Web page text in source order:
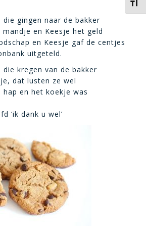
die gingen naar de bakker
en Keesje het geld
en Keesje gaf de centjes
uitgeteld.
die kregen van de bakker
dat lusten ze wel
hap en het koekje was
‘ik dank u wel’